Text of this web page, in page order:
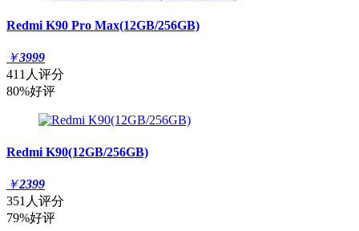
Redmi K90 Pro Max(12GB/256GB)
￥3999
411人评分
80%好评
Redmi K90(12GB/256GB)
￥2399
351人评分
79%好评